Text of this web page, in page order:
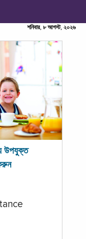
শনিবার, ৮ আগস্ট, ২০২৬
উপযুক্ত